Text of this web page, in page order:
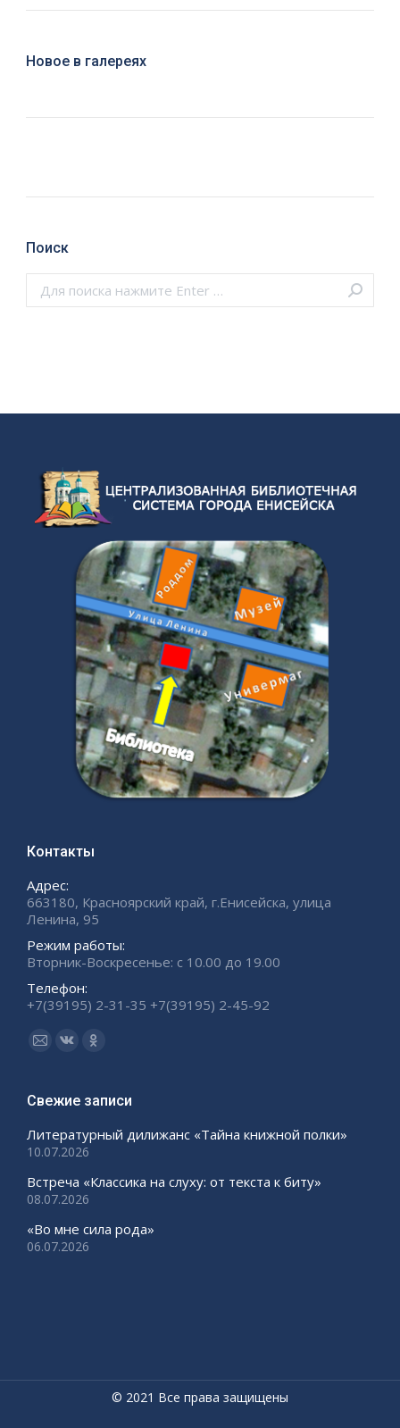
Новое в галереях
Поиск
Контакты
Адрес:
663180, Красноярский край, г.Енисейска, улица
Ленина, 95
Режим работы:
Вторник-Воскресенье: с 10.00 до 19.00
Телефон:
+7(39195) 2-31-35 +7(39195) 2-45-92
Ищите нас:
Страница
открывается
новом
Страница
открывается
новом
Страница
открывается
новом
Свежие записи
Литературный дилижанс «Тайна книжной полки»
10.07.2026
Встреча «Классика на слуху: от текста к биту»
08.07.2026
«Во мне сила рода»
06.07.2026
© 2021 Все права защищены